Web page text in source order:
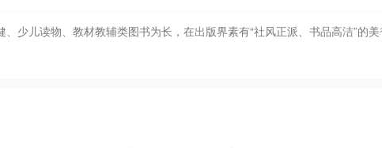
少儿读物、教材教辅类图书为长，在出版界素有“社风正派、书品高洁”的